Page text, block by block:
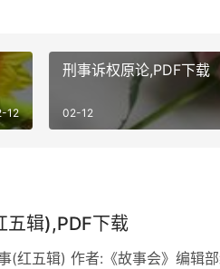
12
刑事诉权原论,PDF下载
02-12
五辑),PDF下载
(红五辑) 作者:《故事会》编辑